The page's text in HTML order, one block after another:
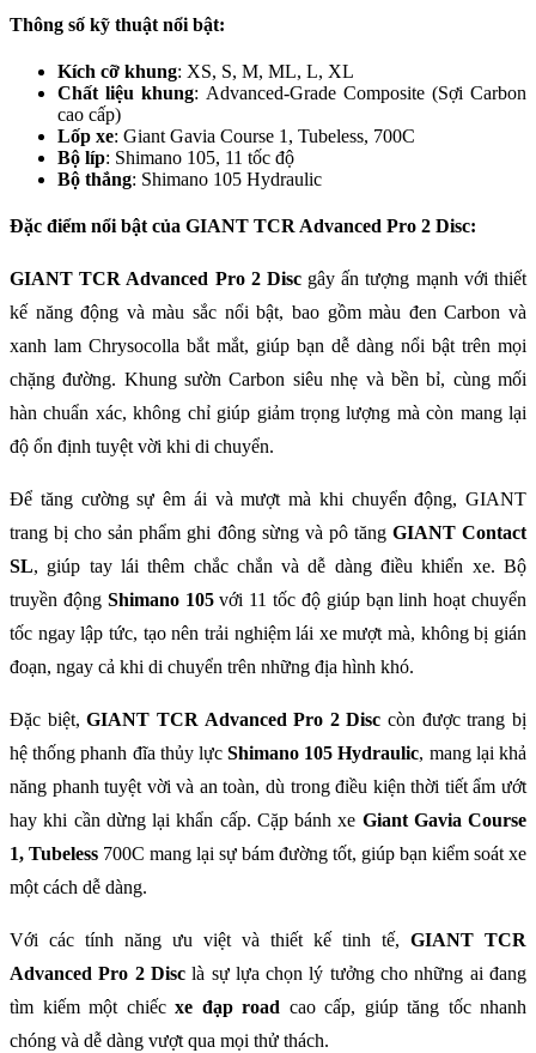
Thông số kỹ thuật nổi bật:
Kích cỡ khung: XS, S, M, ML, L, XL
Chất liệu khung: Advanced-Grade Composite (Sợi Carbon
cao cấp)
Lốp xe: Giant Gavia Course 1, Tubeless, 700C
Bộ líp: Shimano 105, 11 tốc độ
Bộ thắng: Shimano 105 Hydraulic
Đặc điểm nổi bật của GIANT TCR Advanced Pro 2 Disc:
GIANT TCR Advanced Pro 2 Discgây ấn tượng mạnh với thiết
kế năng động và màu sắc nổi bật, bao gồm màu đen Carbon và
xanh lam Chrysocolla bắt mắt, giúp bạn dễ dàng nổi bật trên mọi
chặng đường. Khung sườn Carbon siêu nhẹ và bền bỉ, cùng mối
hàn chuẩn xác, không chỉ giúp giảm trọng lượng mà còn mang lại
độ ổn định tuyệt vời khi di chuyển.
Để tăng cường sự êm ái và mượt mà khi chuyển động, GIANT
trang bị cho sản phẩm ghi đông sừng và pô tăng GIANT Contact
SL, giúp tay lái thêm chắc chắn và dễ dàng điều khiển xe. Bộ
truyền động Shimano 105với 11 tốc độ giúp bạn linh hoạt chuyển
tốc ngay lập tức, tạo nên trải nghiệm lái xe mượt mà, không bị gián
đoạn, ngay cả khi di chuyển trên những địa hình khó.
Đặc biệt,GIANT TCR Advanced Pro 2 Disc còn được trang bị
hệ thống phanh đĩa thủy lựcShimano 105 Hydraulic, mang lại khả
năng phanh tuyệt vời và an toàn, dù trong điều kiện thời tiết ẩm ướt
hay khi cần dừng lại khẩn cấp. Cặp bánh xe Giant Gavia Course
1, Tubeless 700C mang lại sự bám đường tốt, giúp bạn kiểm soát xe
một cách dễ dàng.
Với các tính năng ưu việt và thiết kế tinh tế, GIANT TCR
Advanced Pro 2 Disclà sự lựa chọn lý tưởng cho những ai đang
tìm kiếm một chiếc xe đạp road cao cấp, giúp tăng tốc nhanh
chóng và dễ dàng vượt qua mọi thử thách.